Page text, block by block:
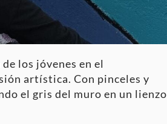
los jóvenes en el
artística. Con pinceles y
el gris del muro en un lienzo